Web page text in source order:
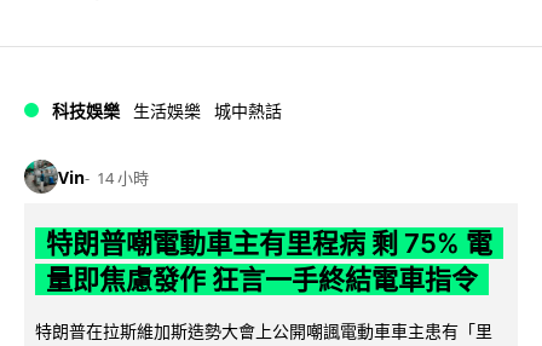
科技娛樂 生活娛樂 城中熱話
Vin 14 小時
特朗普嘲電動車主有里程病 剩 75% 電
量即焦慮發作 狂言一手終結電車指令
特朗普在拉斯維加斯造勢大會上公開嘲諷電動車車主患有「里